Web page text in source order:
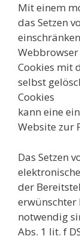
Mit einem
das Setzen
Cookies mit
selbst
Cookies
kann eine
Website zur
Das Setzen
der
erwünschter
notwendig
Abs. 1 lit. f